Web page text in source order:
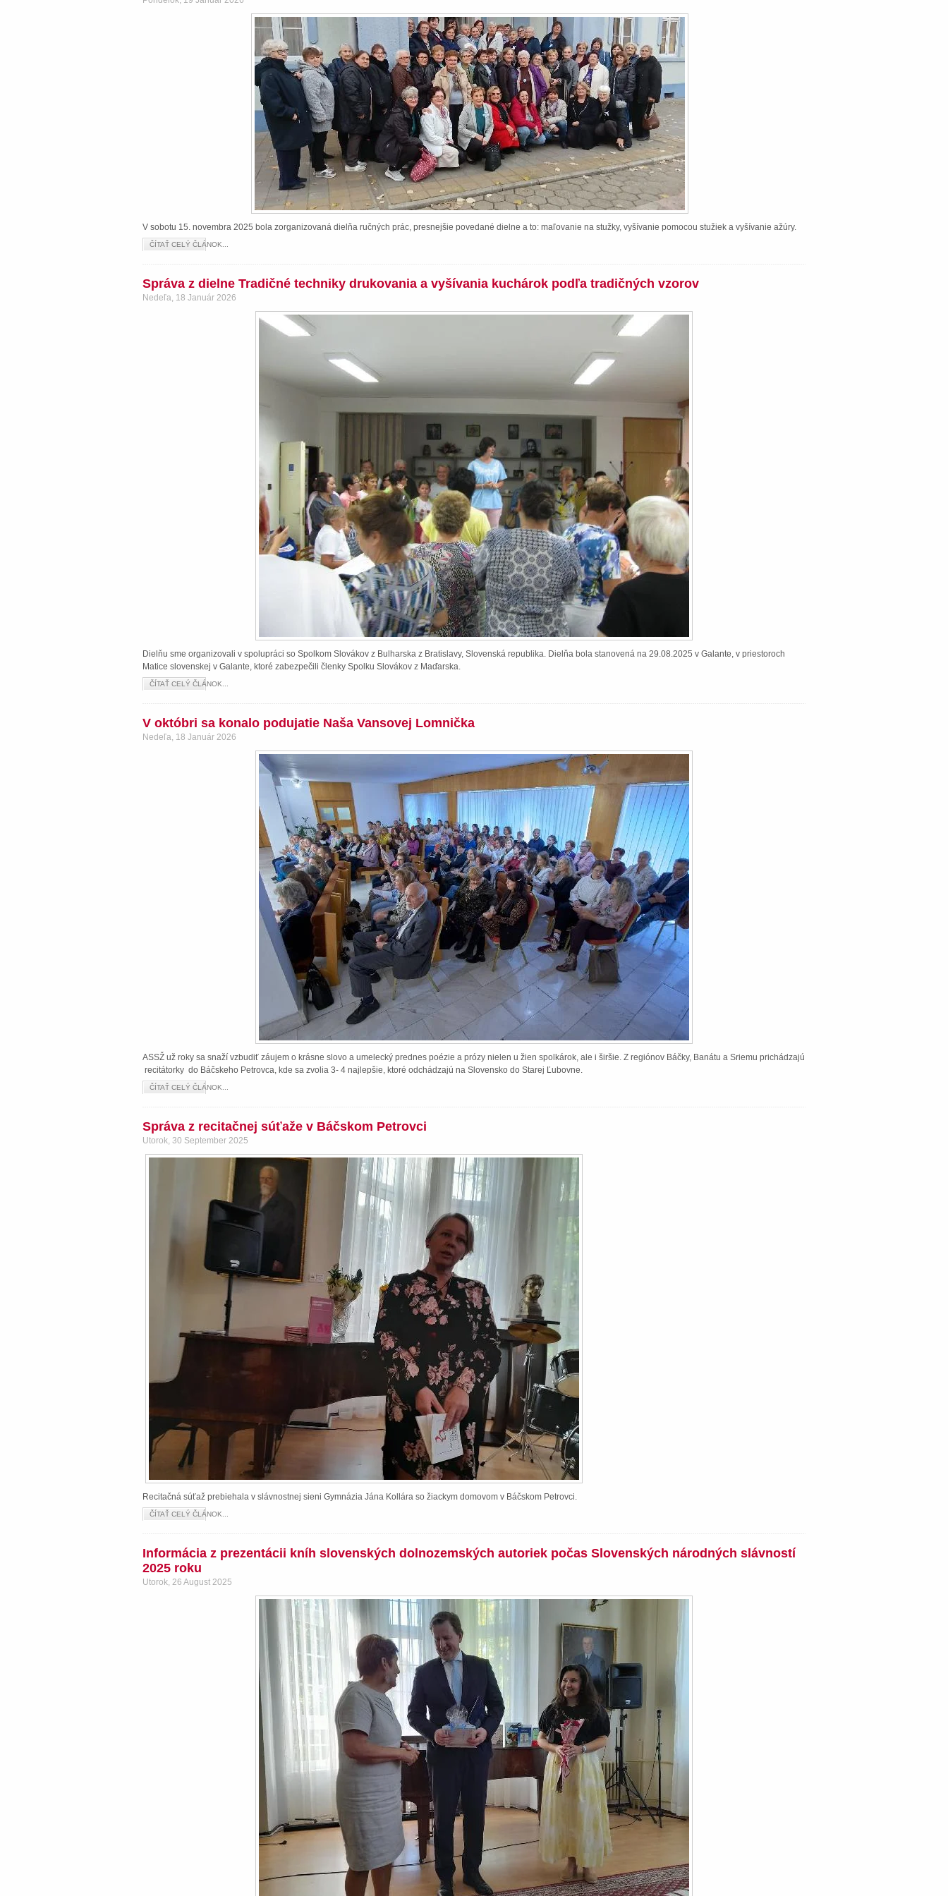
V sobotu 15. novembra 2025 bola zorganizovaná dielňa ručných prác, presnejšie povedané dielne a to: maľovanie na stužky, vyšívanie pomocou stužiek a vyšívanie ažúry.
ČÍTAŤ CELÝ ČLÁNOK...
Správa z dielne Tradičné techniky drukovania a vyšívania kuchárok podľa tradičných vzorov
Nedeľa, 18 Január 2026
Dielňu sme organizovali v spolupráci so Spolkom Slovákov z Bulharska z Bratislavy, Slovenská republika. Dielňa bola stanovená na 29.08.2025 v Galante, v priestoroch
Matice slovenskej v Galante, ktoré zabezpečili členky Spolku Slovákov z Maďarska.
ČÍTAŤ CELÝ ČLÁNOK...
V októbri sa konalo podujatie Naša Vansovej Lomnička
Nedeľa, 18 Január 2026
ASSŽ už roky sa snaží vzbudiť záujem o krásne slovo a umelecký prednes poézie a prózy nielen u žien spolkárok, ale i širšie. Z regiónov Báčky, Banátu a Sriemu prichádzajú
recitátorky do Báčskeho Petrovca, kde sa zvolia 3- 4 najlepšie, ktoré odchádzajú na Slovensko do Starej Ľubovne.
ČÍTAŤ CELÝ ČLÁNOK...
Správa z recitačnej súťaže v Báčskom Petrovci
Utorok, 30 September 2025
Recitačná súťaž prebiehala v slávnostnej sieni Gymnázia Jána Kollára so žiackym domovom v Báčskom Petrovci.
ČÍTAŤ CELÝ ČLÁNOK...
Informácia z prezentácii kníh slovenských dolnozemských autoriek počas Slovenských národných slávností
2025 roku
Utorok, 26 August 2025